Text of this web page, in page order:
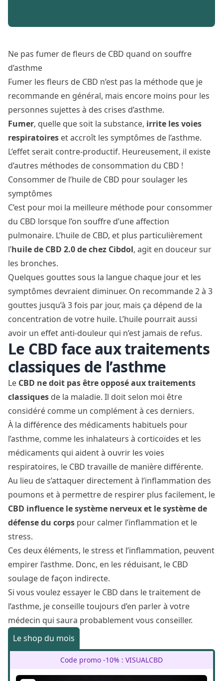
Ne pas fumer de fleurs de CBD quand on souffre
d’asthme
Fumer les fleurs de CBD n’est pas la méthode que je
recommande en général, mais encore moins pour les
personnes sujettes à des crises d’asthme.
Fumer, quelle que soit la substance, irrite les voies
respiratoires et accroît les symptômes de l’asthme.
L’effet serait contre-productif. Heureusement, il existe
d’autres méthodes de consommation du CBD !
Consommer de l’huile de CBD pour soulager les
symptômes
C’est pour moi la meilleure méthode pour consommer
du CBD lorsque l’on souffre d’une affection
pulmonaire. L’huile de CBD, et plus particulièrement
l’huile de CBD 2.0de chez Cibdol, agit en douceur sur
les bronches.
Quelques gouttes sous la langue chaque jour et les
symptômes devraient diminuer. On recommande 2 à 3
gouttes jusqu’à 3 fois par jour, mais ça dépend de la
concentration de votre huile. L’huile pourrait aussi
avoir un effet anti-douleur qui n’est jamais de refus.
Le CBD face aux traitements
classiques de l’asthme
Le CBD ne doit pas être opposé aux traitements
classiques de la maladie. Il doit selon moi être
considéré comme un complément à ces derniers.
À la différence des médicaments habituels pour
l’asthme, comme les inhalateurs à corticoïdes et les
médicaments qui aident à ouvrir les voies
respiratoires, le CBD travaille de manière différente.
Au lieu de s’attaquer directement à l’inflammation des
poumons et à permettre de respirer plus facilement, le
CBD influence le système nerveux et le système de
défense du corps pour calmer l’inflammation et le
stress.
Ces deux éléments, le stress et l’inflammation, peuvent
empirer l’asthme. Donc, en les réduisant, le CBD
soulage de façon indirecte.
Si vous voulez essayer le CBD dans le traitement de
l’asthme, je conseille toujours d’en parler à votre
médecin qui saura probablement vous conseiller.
Le shop du mois
Code promo -10% : VISUALCBD